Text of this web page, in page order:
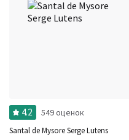
4.2 549 оценок
Santal de Mysore Serge Lutens